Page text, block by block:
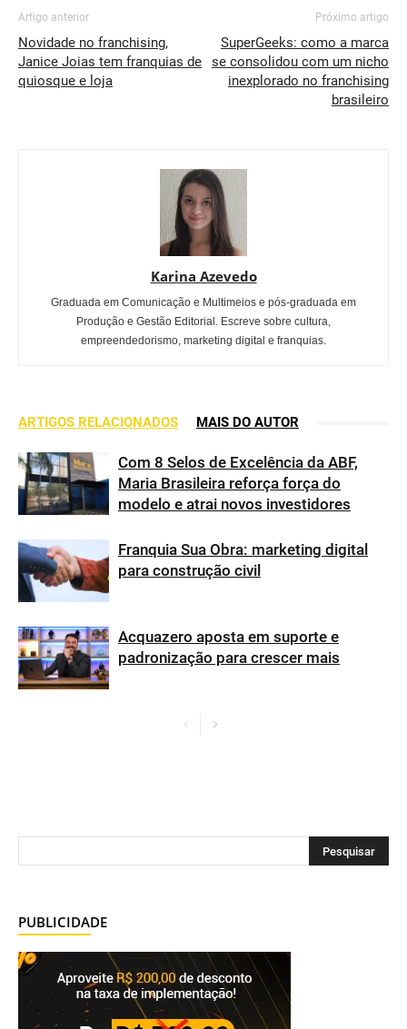
Artigo anterior
Novidade no franchising,
Janice Joias tem franquias de
quiosque e loja
Próximo artigo
SuperGeeks: como a marca
se consolidou com um nicho
inexplorado no franchising
brasileiro
Karina Azevedo
Graduada em Comunicação e Multimeios e pós-graduada em
Produção e Gestão Editorial. Escreve sobre cultura,
empreendedorismo, marketing digital e franquias.
ARTIGOS RELACIONADOS MAIS DO AUTOR
Com 8 Selos de Excelência da ABF,
Maria Brasileira reforça força do
modelo e atrai novos investidores
Franquia Sua Obra: marketing digital
para construção civil
Acquazero aposta em suporte e
padronização para crescer mais
PUBLICIDADE